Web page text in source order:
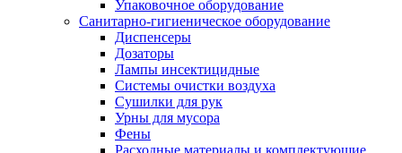
Упаковочное оборудование
Санитарно-гигиеническое оборудование
Диспенсеры
Дозаторы
Лампы инсектицидные
Системы очистки воздуха
Сушилки для рук
Урны для мусора
Фены
Расходные материалы и комплектующие